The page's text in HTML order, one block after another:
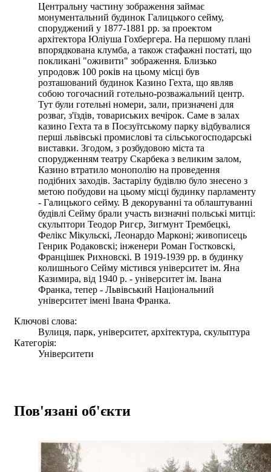
Центральну частину зображення займає
монументальний будинок Галицького сейму,
споруджений у 1877-1881 рр. за проектом
архітектора Юліуша Гохбергера. На першому плані
впорядкована клумба, а також стафажні постаті, що
покликані "оживити" зображення. Близько
упродовж 100 років на цьому місці був
розташований будинок Казино Гехта, що являв
собою тогочасний готельно-розважальний центр.
Тут були готельні номери, зали, призначені для
розваг, з'їздів, товариських вечірок. Саме в залах
казино Гехта та в Поєзуїтському парку відбувалися
перші львівські промислові та сільськогосподарські
виставки. Згодом, з розбудовою міста та
спорудженням театру Скарбека з великим залом,
Казино втратило монополію на проведення
подібних заходів. Застарілу будівлю було знесено з
метою побудови на цьому місці будинку парламенту
- Галицького сейму. В декоруванні та облаштуванні
будівлі Сейму брали участь визначні польські митці:
скульптори Теодор Ригєр, Зигмунт Трембецкі,
Фелікс Мікульскі, Леонардо Марконі; живописець
Генрик Родаковскі; інженери Роман Гостковскі,
Францішек Рихновскі. В 1919-1939 рр. в будинку
колишнього Сейму містився університет ім. Яна
Казимира, від 1940 р. - університет ім. Івана
Франка, тепер - Львівський Національний
університет імені Івана Франка.
Ключові слова:
Вулиця, парк, університет, архітектура, скульптура
Категорія:
Університети
Пов'язані об'єкти